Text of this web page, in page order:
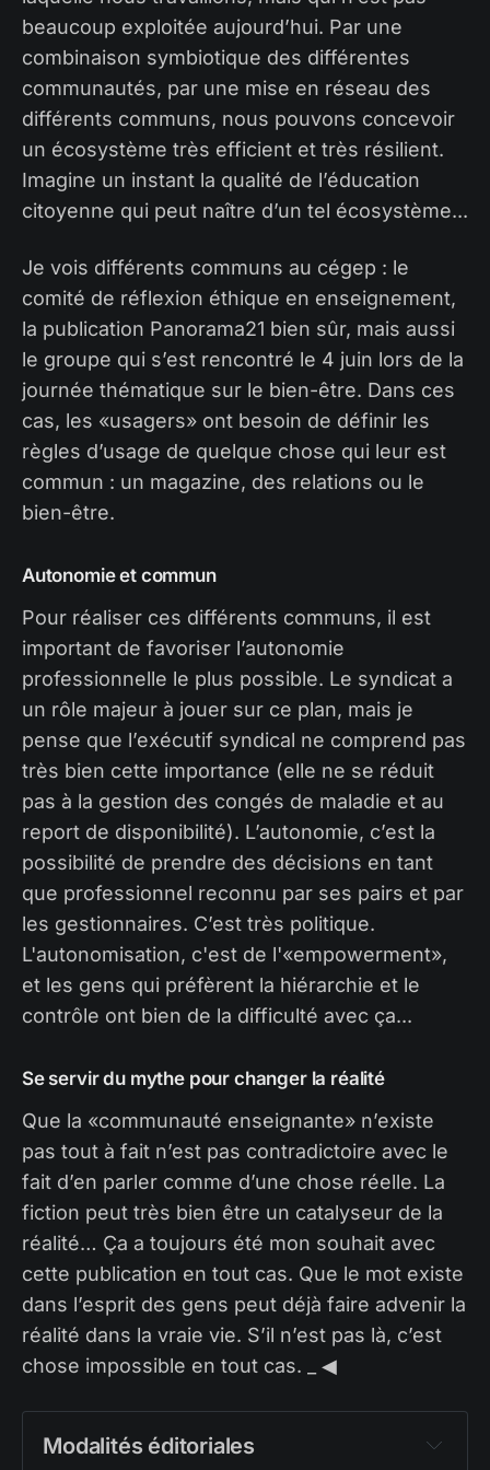
beaucoup exploitée aujourd’hui. Par une
combinaison symbiotique des différentes
communautés, par une mise en réseau des
différents communs, nous pouvons concevoir
un écosystème très efficient et très résilient.
Imagine un instant la qualité de l’éducation
citoyenne qui peut naître d’un tel écosystème...
Je vois différents communs au cégep : le
comité de réflexion éthique en enseignement,
la publication Panorama21 bien sûr, mais aussi
le groupe qui s’est rencontré le 4 juin lors de la
journée thématique sur le bien-être. Dans ces
cas, les «usagers» ont besoin de définir les
règles d’usage de quelque chose qui leur est
commun : un magazine, des relations ou le
bien-être.
Autonomie et commun
Pour réaliser ces différents communs, il est
important de favoriser l’autonomie
professionnelle le plus possible. Le syndicat a
un rôle majeur à jouer sur ce plan, mais je
pense que l’exécutif syndical ne comprend pas
très bien cette importance (elle ne se réduit
pas à la gestion des congés de maladie et au
report de disponibilité). L’autonomie, c’est la
possibilité de prendre des décisions en tant
que professionnel reconnu par ses pairs et par
les gestionnaires. C’est très politique.
L'autonomisation, c'est de l'«empowerment»,
et les gens qui préfèrent la hiérarchie et le
contrôle ont bien de la difficulté avec ça...
Se servir du mythe pour changer la réalité
Que la «communauté enseignante» n’existe
pas tout à fait n’est pas contradictoire avec le
fait d’en parler comme d’une chose réelle. La
fiction peut très bien être un catalyseur de la
réalité… Ça a toujours été mon souhait avec
cette publication en tout cas. Que le mot existe
dans l’esprit des gens peut déjà faire advenir la
réalité dans la vraie vie. S’il n’est pas là, c’est
chose impossible en tout cas. _ ◀︎
Modalités éditoriales